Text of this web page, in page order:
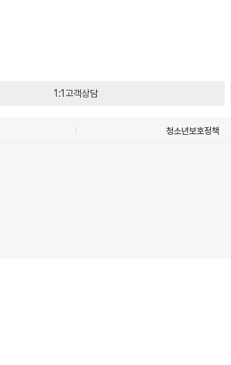
1:1고객상담
청소년보호정책